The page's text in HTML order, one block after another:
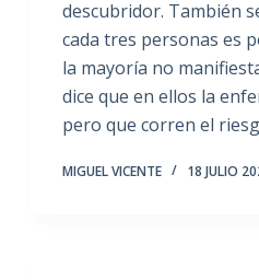
descubridor. También
cada tres personas es
la mayoría no
dice que en ellos la
pero que corren el
MIGUEL VICENTE 18 JULIO